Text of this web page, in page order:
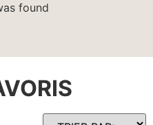
found